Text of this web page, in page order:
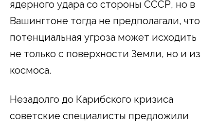
ядерного удара со стороны СССР, но в
Вашингтоне тогда не предполагали, что
потенциальная угроза может исходить
не только с поверхности Земли, но и из
космоса.
Незадолго до Карибского кризиса
советские специалисты предложили